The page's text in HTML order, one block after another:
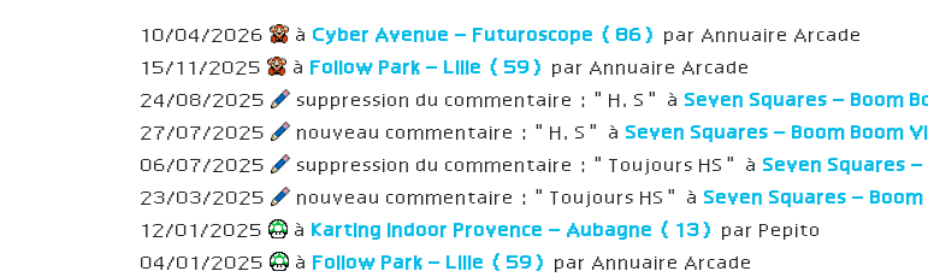
10/04/2026 à Cyber Avenue – Futuroscope (86) par Annuaire Arcade
15/11/2025
à Follow Park – Lille (59) par Annuaire Arcade
24/08/2025
suppression du commentaire : "H.S" à Seven Squares – Boom
27/07/2025
nouveau commentaire : "H.S" à Seven Squares – Boom Boom
06/07/2025
suppression du commentaire : "Toujours HS" à Seven Squares
23/03/2025
nouveau commentaire : "Toujours HS" à Seven Squares –
12/01/2025
à Karting Indoor Provence – Aubagne (13) par Pepito
04/01/2025
à Follow Park – Lille (59) par Annuaire Arcade